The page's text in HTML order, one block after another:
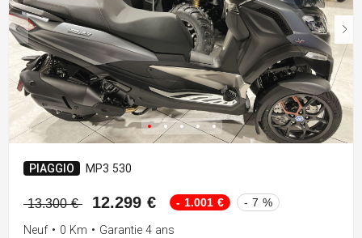
PIAGGIO MP3 530
13.300 € 12.299 € - 1.001 € - 7 %
Neuf • 0 Km • Garantie 4 ans